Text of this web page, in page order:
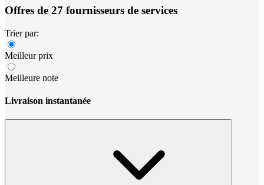
Offres de 27 fournisseurs de services
Trier par:
Meilleur prix
Meilleure note
Livraison instantanée